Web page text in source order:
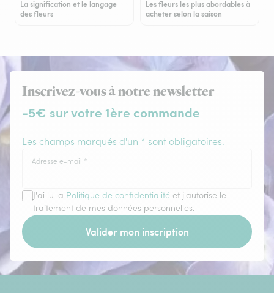
La signification et le langage
des fleurs
Les fleurs les plus abordables à
acheter selon la saison
Inscrivez-vous à notre newsletter
-5€ sur votre 1ère commande
Les champs marqués d'un * sont obligatoires.
Adresse e-mail *
J'ai lu la Politique de confidentialité et j'autorise le
traitement de mes données personnelles.
Valider mon inscription